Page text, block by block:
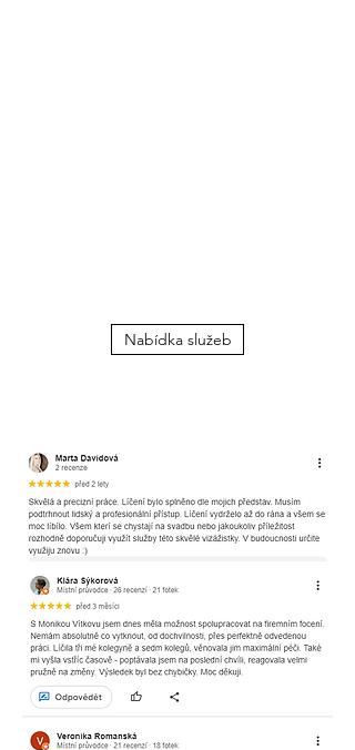
Nabídka služeb